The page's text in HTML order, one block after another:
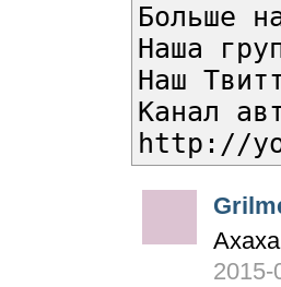
Больше
Наша
Наш
Канал
http://
2015-